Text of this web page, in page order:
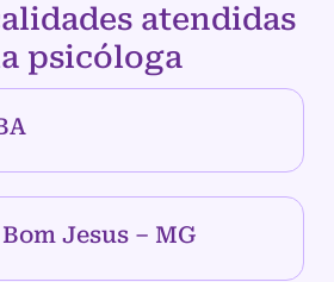
atendidas
psicóloga
Jesus – MG